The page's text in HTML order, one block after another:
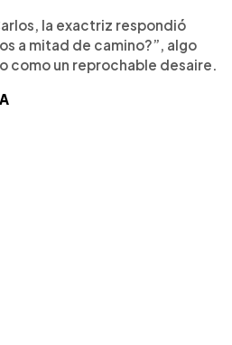
la exactriz respondió
a mitad de camino?”, algo
como un reprochable desaire.